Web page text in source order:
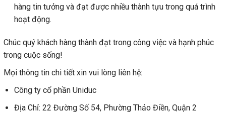
hàng tin tưởng và đạt được nhiều thành tựu trong quá trình
hoạt động.
Chúc quý khách hàng thành đạt trong công việc và hạnh phúc
trong cuộc sống!
Mọi thông tin chi tiết xin vui lòng liên hệ:
Công ty cổ phần Uniduc
Địa Chỉ: 22 Đường Số 54, Phường Thảo Điền, Quận 2